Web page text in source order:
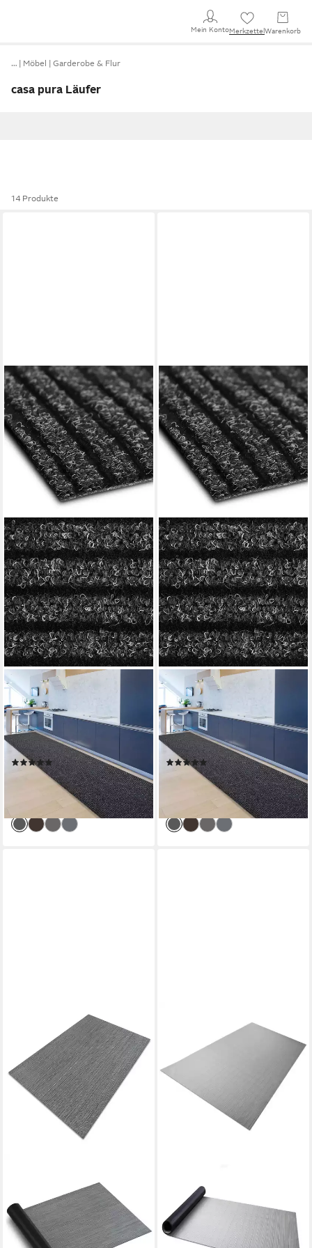
Mein KontoMerkzettel Warenkorb
… Möbel Garderobe & Flur
casa pura Läufer
14 Produkte
CASA PURA
Küchenläufer Granada,
Erhältlich in vielen Farben &
Größen, Küchenteppich,
Läufer, rechteckig, Höhe: 5
mm
(107)
ab 10,99 € 20,99 €
lieferbar - in 3-4 Werktagen bei dir
CASA PURA
Küchenläufer Granada,
Erhältlich in vielen Farben &
Größen, Küchenteppich,
Läufer, rechteckig, Höhe: 5
mm
(107)
ab 10,99 € 20,99 €
lieferbar - in 3-4 Werktagen bei dir